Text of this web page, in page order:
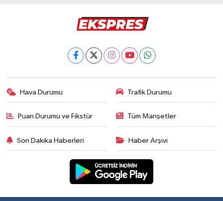
Hava Durumu Trafik Durumu
Puan Durumu ve Fikstür Tüm Manşetler
Son Dakika Haberleri Haber Arşivi